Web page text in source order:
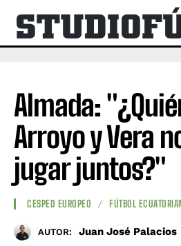
Almada:
Arroyo y Vera
jugar juntos?"
CESPED EUROPEO FÚTBOL
AUTOR: Juan José Palacios